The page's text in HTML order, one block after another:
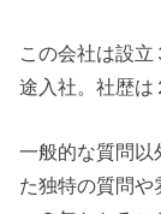
この会社は設
途入社。社歴は
一般的な質問以
た独特の質問や